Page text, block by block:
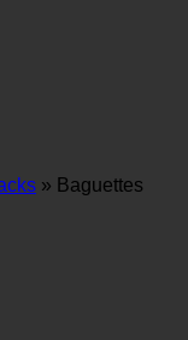
» Baguettes